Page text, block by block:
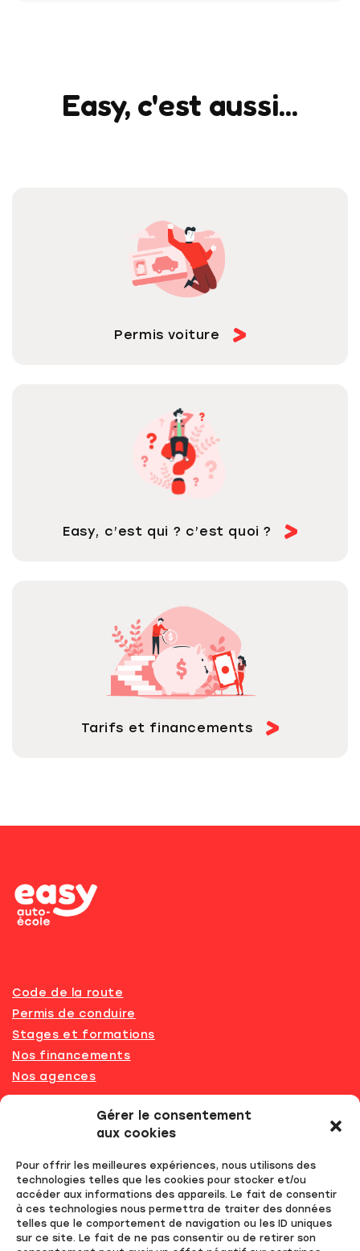
Gérer le consentement
aux cookies
Pour offrir les meilleures expériences, nous utilisons des
technologies telles que les cookies pour stocker et/ou
accéder aux informations des appareils. Le fait de consentir
à ces technologies nous permettra de traiter des données
telles que le comportement de navigation ou les ID uniques
sur ce site. Le fait de ne pas consentir ou de retirer son
Easy, c'est aussi...
Permis voiture
Easy, c’est qui ? c’est quoi ?
Tarifs et financements
Code de la route
Permis de conduire
Stages et formations
Nos financements
Nos agences
Recrutement
Résultats du permis
Labélisation
FAQ
Mentions légales